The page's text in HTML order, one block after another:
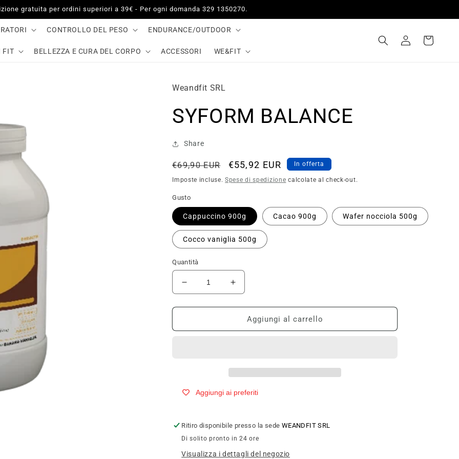
gratuita per ordini superiori a 39€ - Per ogni domanda 329 1350270.
CONTROLLO DEL PESO ENDURANCE/OUTDOOR
FIT BELLEZZA E CURA DEL CORPO ACCESSORI WE&FIT
Accedi Carrello
Weandfit SRL
SYFORM BALANCE
Share
Prezzo
di
€69,90 EUR
Prezzo
scontato
€55,92 EUR In offerta
Imposte incluse.Spese di spedizione calcolate al check-out.
Gusto
Cappuccino 900g Cacao 900g Wafer nocciola 500g
Cocco vaniglia 500g
Quantità
Diminuisci
quantità
per
BALANCE
Aumenta
quantità
per
SYFORM
BALANCE
Aggiungi al carrello
Aggiungi ai preferiti
Ritiro disponibile presso la sede WEANDFIT SRL
Di solito pronto in 24 ore
Visualizza i dettagli del negozio